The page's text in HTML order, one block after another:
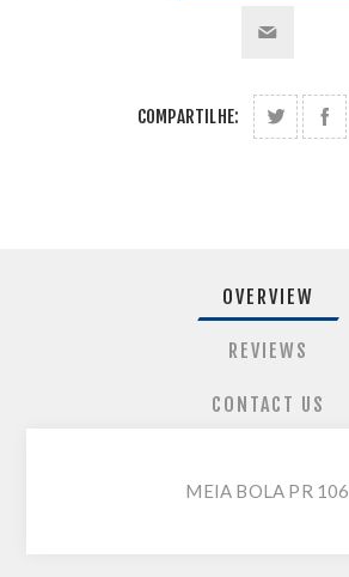
COMPARTILHE:
OVERVIEW
REVIEWS
CONTACT US
MEIA BOLA PR 106